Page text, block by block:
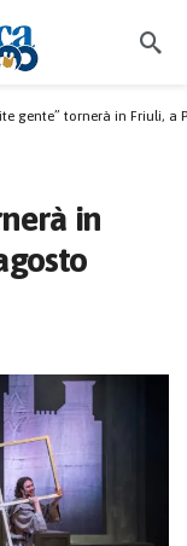
gente” tornerà in Friuli, a
in